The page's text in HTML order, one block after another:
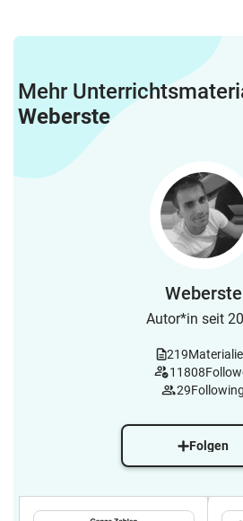
Mehr
Weberste
Weberste
Autor*in seit
219
11808
29Following
Folgen